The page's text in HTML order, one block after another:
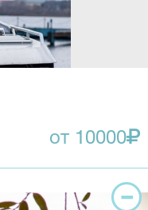
от 10000